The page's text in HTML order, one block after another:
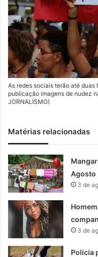
As redes sociais terão até duas
publicação imagens de nudez
JORNALISMO)
Matérias relacionadas
Agosto
3 de
3 de
Polícia